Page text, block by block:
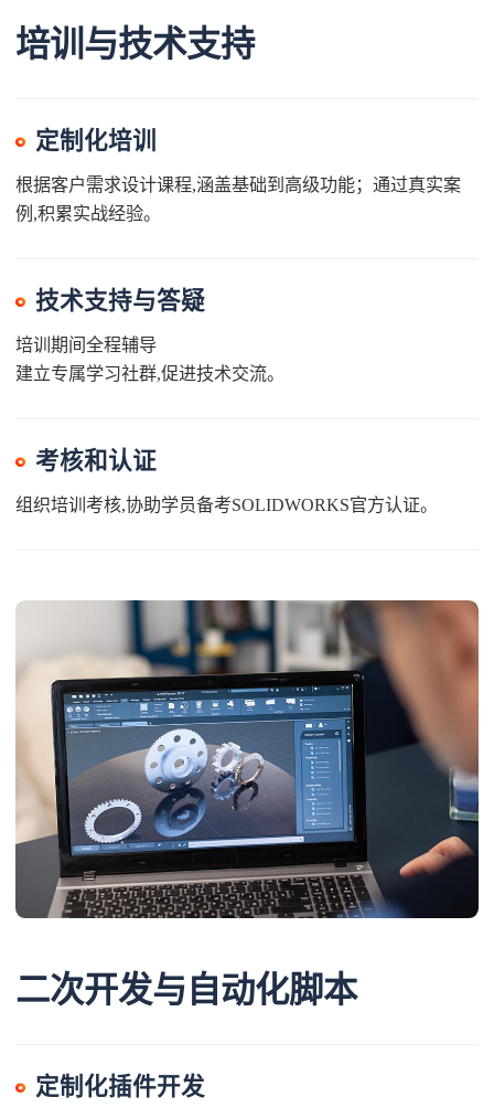
培训与技术支持
定制化培训
根据客户需求设计课程,涵盖基础到高级功能；通过真实案
例,积累实战经验。
技术支持与答疑
培训期间全程辅导
建立专属学习社群,促进技术交流。
考核和认证
组织培训考核,协助学员备考SOLIDWORKS官方认证。
二次开发与自动化脚本
定制化插件开发